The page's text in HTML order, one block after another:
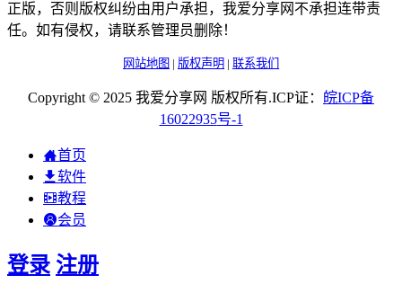
正版，否则版权纠纷由用户承担，我爱分享网不承担连带责
任。如有侵权，请联系管理员删除！
网站地图 | 版权声明 | 联系我们
Copyright © 2025 我爱分享网 版权所有.ICP证： 皖ICP备
16022935号-1
首页
软件
教程
会员
登录 注册